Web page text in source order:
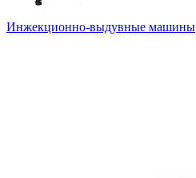
Инжекционно-выдувные машины